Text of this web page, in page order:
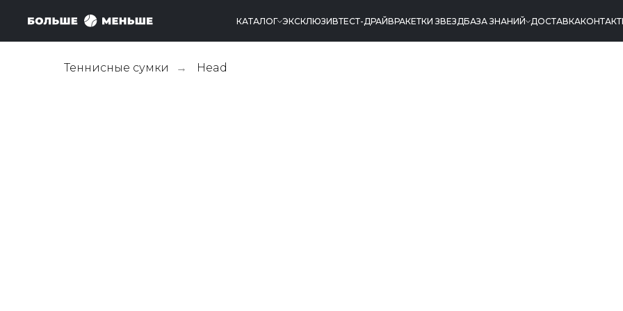
КАТАЛОГ ЭКСКЛЮЗИВТЕСТ-ДРАЙВРАКЕТКИ ЗВЕЗДБАЗА ЗНАНИЙ ДОСТАВКА
Теннисные сумки → Head